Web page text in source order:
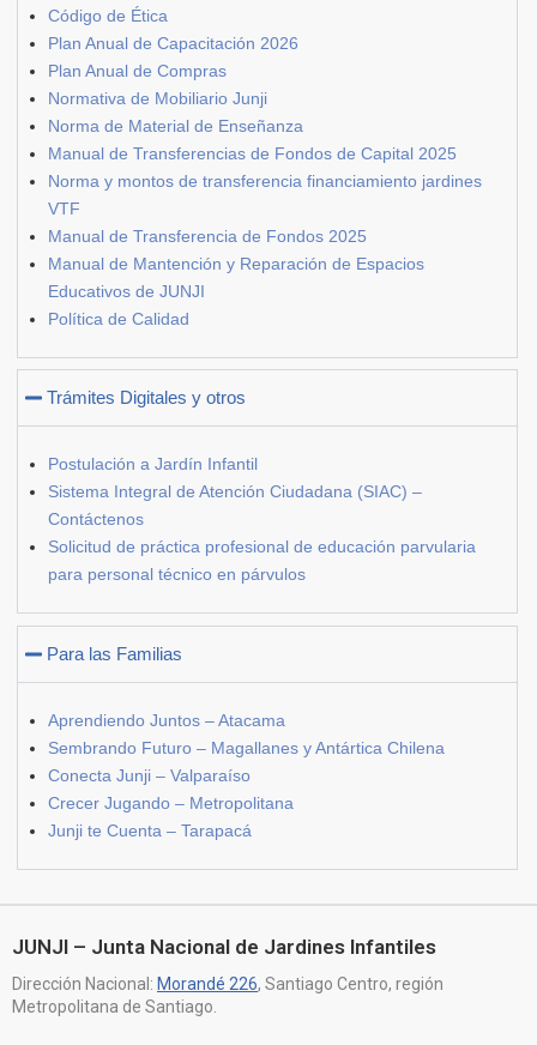
Código de Ética
Plan Anual de Capacitación 2026
Plan Anual de Compras
Normativa de Mobiliario Junji
Norma de Material de Enseñanza
Manual de Transferencias de Fondos de Capital 2025
Norma y montos de transferencia financiamiento jardines
VTF
Manual de Transferencia de Fondos 2025
Manual de Mantención y Reparación de Espacios
Educativos de JUNJI
Política de Calidad
Trámites Digitales y otros
Postulación a Jardín Infantil
Sistema Integral de Atención Ciudadana (SIAC) –
Contáctenos
Solicitud de práctica profesional de educación parvularia
para personal técnico en párvulos
Para las Familias
Aprendiendo Juntos – Atacama
Sembrando Futuro – Magallanes y Antártica Chilena
Conecta Junji – Valparaíso
Crecer Jugando – Metropolitana
Junji te Cuenta – Tarapacá
JUNJI – Junta Nacional de Jardines Infantiles
Dirección Nacional: Morandé 226, Santiago Centro, región
Metropolitana de Santiago.